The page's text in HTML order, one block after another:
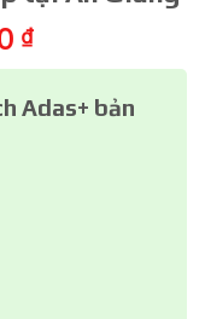
₫.
₫Giá
hiện
tại
là:
Adas+ bản